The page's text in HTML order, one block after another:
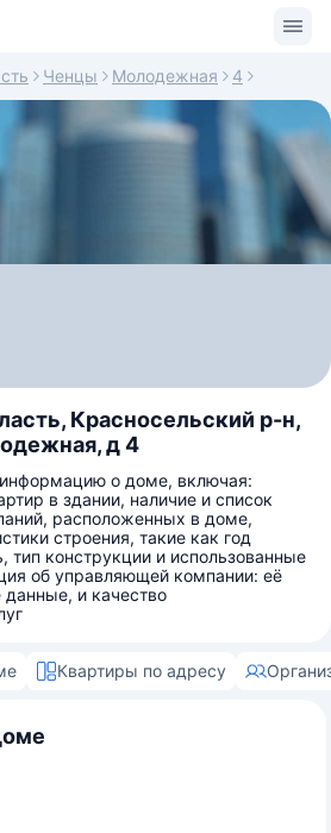
Ченцы Молодежная 4
Красносельский р-н,
д 4
о доме, включая:
в здании, наличие и список
расположенных в доме,
строения, такие как год
тип конструкции и использованные
об управляющей компании: её
данные, и качество
Квартиры по адресу